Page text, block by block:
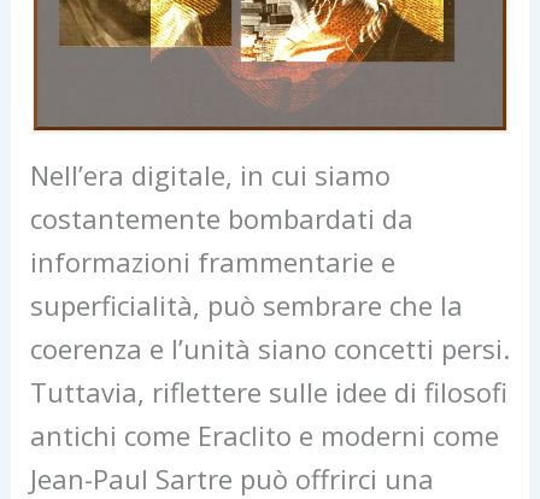
Nell’era digitale, in cui siamo
costantemente bombardati da
informazioni frammentarie e
superficialità, può sembrare che la
coerenza e l’unità siano concetti persi.
Tuttavia, riflettere sulle idee di filosofi
antichi come Eraclito e moderni come
Jean-Paul Sartre può offrirci una